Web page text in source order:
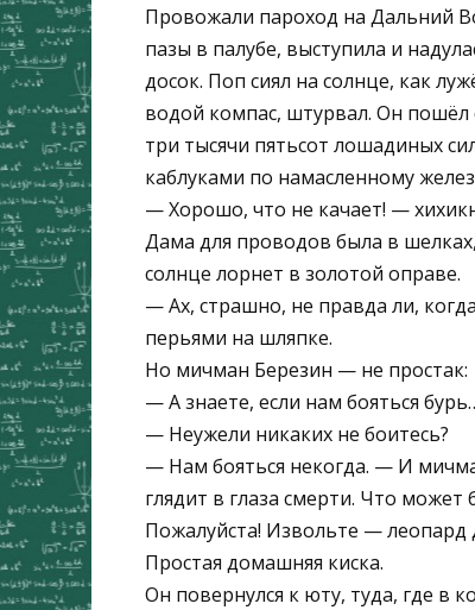
Провожали пароход на Дальний
пазы в палубе, выступила и
досок. Поп сиял на солнце, как
водой компас, штурвал. Он
три тысячи пятьсот лошадиных
каблуками по намасленному
— Хорошо, что не качает! —
Дама для проводов была в
солнце лорнет в золотой оправе.
— Ах, страшно, не правда ли,
перьями на шляпке.
Но мичман Березин — не простак:
— А знаете, если нам бояться
— Неужели никаких не боитесь?
— Нам бояться некогда. — И
глядит в глаза смерти. Что
Пожалуйста! Извольте — леопард
Простая домашняя киска.
Он повернулся к юту, туда, где в